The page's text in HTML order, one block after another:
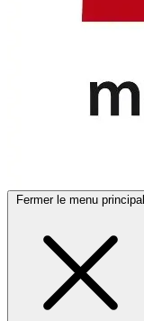
Fermer le menu principal